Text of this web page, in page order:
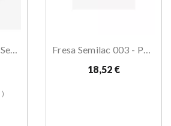
Torno Micromotor Semilac 65W
Fresa Semilac 003 - Pequeño Cono Carburo
18,52 €